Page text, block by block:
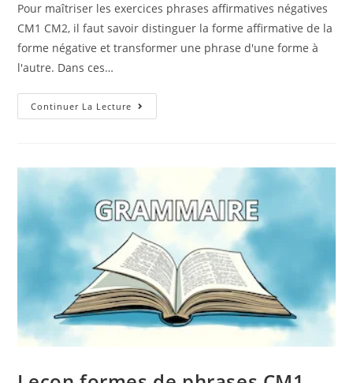
Pour maîtriser les exercices phrases affirmatives négatives
CM1 CM2, il faut savoir distinguer la forme affirmative de la
forme négative et transformer une phrase d'une forme à
l'autre. Dans ces…
Continuer La Lecture